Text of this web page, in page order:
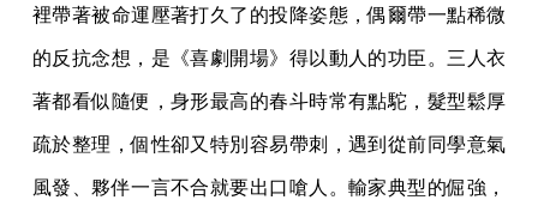
裡帶著被命運壓著打久了的投降姿態，偶爾帶一點稀微
的反抗念想，是《喜劇開場》得以動人的功臣。三人衣
著都看似隨便，身形最高的春斗時常有點駝，髮型鬆厚
疏於整理，個性卻又特別容易帶刺，遇到從前同學意氣
風發、夥伴一言不合就要出口嗆人。輸家典型的倔強，